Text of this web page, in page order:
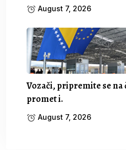
August 7, 2026
Vozači, pripremite se na
promet i.
August 7, 2026